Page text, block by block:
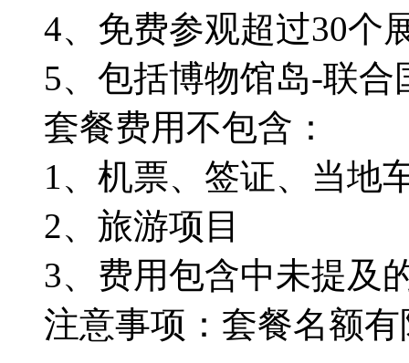
4、免费参观超过30个
5、包括博物馆岛-联
套餐费用不包含：
1、机票、签证、当地
2、旅游项⽬
3、费⽤包含中未提及
注意事项：套餐名额